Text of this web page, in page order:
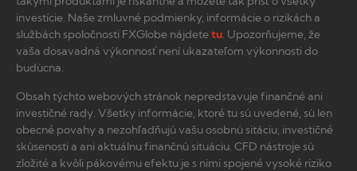
investície. Naše zmluvné podmienky, informácie o rizikách a
službách spoločnosti FXGlobe nájdetetu. Upozorňujeme, že
vaša dosavadná výkonnosť není ukazateľom výkonnosti do
budúcna.
Obsah týchto webových stránok nepredstavuje finančné ani
investičné rady. Všetky informácie, ktoré tu sú uvedené, sú len
obecné povahy a nezohľadňujú vašu osobnú sitáciu, investičné
skúsenosti a ani aktuálnu finančnú situáciu. CFD nástroje sú
zložité a kvôli pákovému efektu je s nimi spojené vysoké riziko